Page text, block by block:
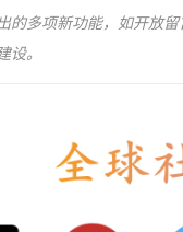
的多项新功能，如开放
。